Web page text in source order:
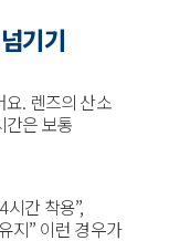
기기
. 렌즈의 산소
간은 보통
간 착용”,
지” 이런 경우가